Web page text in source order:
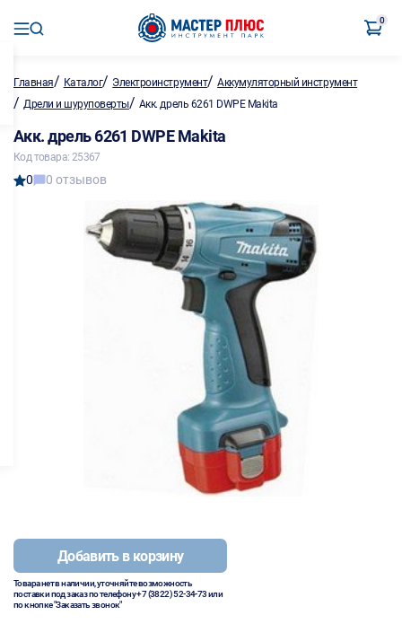
0
Главная/ Каталог/ Электроинструмент/Аккумуляторный инструмент
/ Дрели и шуруповерты/ Акк. дрель 6261 DWPE Makita
Акк. дрель 6261 DWPE Makita
Код товара: 25367
0 0 отзывов
Добавить в корзину
Товара нет в наличии, уточняйте возможность
поставки под заказ по телефону+7 (3822) 52-34-73или
по кнопке "Заказать звонок"